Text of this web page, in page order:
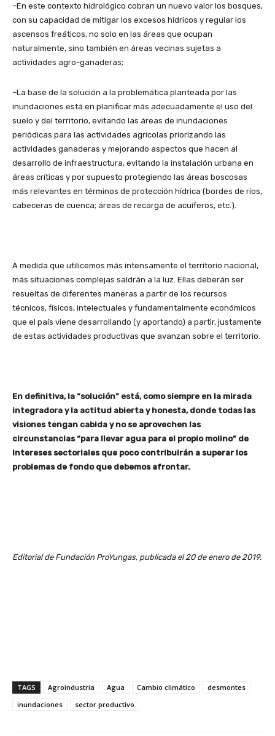
–En este contexto hidrológico cobran un nuevo valor los bosques,
con su capacidad de mitigar los excesos hídricos y regular los
ascensos freáticos, no solo en las áreas que ocupan
naturalmente, sino también en áreas vecinas sujetas a
actividades agro-ganaderas;
–La base de la solución a la problemática planteada por las
inundaciones está en planificar más adecuadamente el uso del
suelo y del territorio, evitando las áreas de inundaciones
periódicas para las actividades agrícolas priorizando las
actividades ganaderas y mejorando aspectos que hacen al
desarrollo de infraestructura, evitando la instalación urbana en
áreas críticas y por supuesto protegiendo las áreas boscosas
más relevantes en términos de protección hídrica (bordes de ríos,
cabeceras de cuenca; áreas de recarga de acuíferos, etc.).
A medida que utilicemos más intensamente el territorio nacional,
más situaciones complejas saldrán a la luz. Ellas deberán ser
resueltas de diferentes maneras a partir de los recursos
técnicos, físicos, intelectuales y fundamentalmente económicos
que el país viene desarrollando (y aportando) a partir, justamente
de estas actividades productivas que avanzan sobre el territorio.
En definitiva, la “solución” está, como siempre en la mirada
integradora y la actitud abierta y honesta, donde todas las
visiones tengan cabida y no se aprovechen las
circunstancias “para llevar agua para el propio molino” de
intereses sectoriales que poco contribuirán a superar los
problemas de fondo que debemos afrontar.
Editorial de Fundación ProYungas, publicada el 20 de enero de 2019.
TAGS Agroindustria Agua Cambio climático
desmontes
inundaciones
sector productivo